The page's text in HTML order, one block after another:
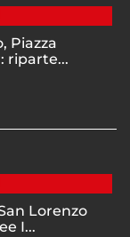
Piazza
riparte...
Lorenzo
I...